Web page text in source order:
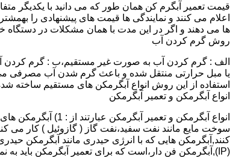
قیمت تعمیر آبگرم کن همان طور که می دانید با یکدیگر
اعلام می کنند و نمایندگی ها قیمت های پیشنهادی را
ها می دهند و اگر در این مدت با همان مشکلات در دستگاه
روش گرم کردن آب
الف : گرم کردن آب به صورت غیر مستقیم،ب : گرم کردن
یا مبل حرارتی منتقل شده و باعث گرم شدن آب مصرفی
استفاده از این روش انواع آبگرمکن های مستقیم ساخته
انواع آبگرمکن و تعمیر آبگرمکن
سوخت مایع مانند نفت سفید،نفت گاز ( گازوئیل ) کار می
(IP),آبگرمکن فن دار،است که برای تعمیر آبگرمکن باید به نمایندگی تماس حاصل فرمایید.